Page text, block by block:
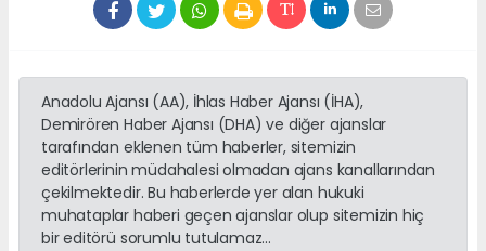
Anadolu Ajansı (AA), İhlas Haber Ajansı (İHA),
Demirören Haber Ajansı (DHA) ve diğer ajanslar
tarafından eklenen tüm haberler, sitemizin
editörlerinin müdahalesi olmadan ajans kanallarından
çekilmektedir. Bu haberlerde yer alan hukuki
muhataplar haberi geçen ajanslar olup sitemizin hiç
bir editörü sorumlu tutulamaz...